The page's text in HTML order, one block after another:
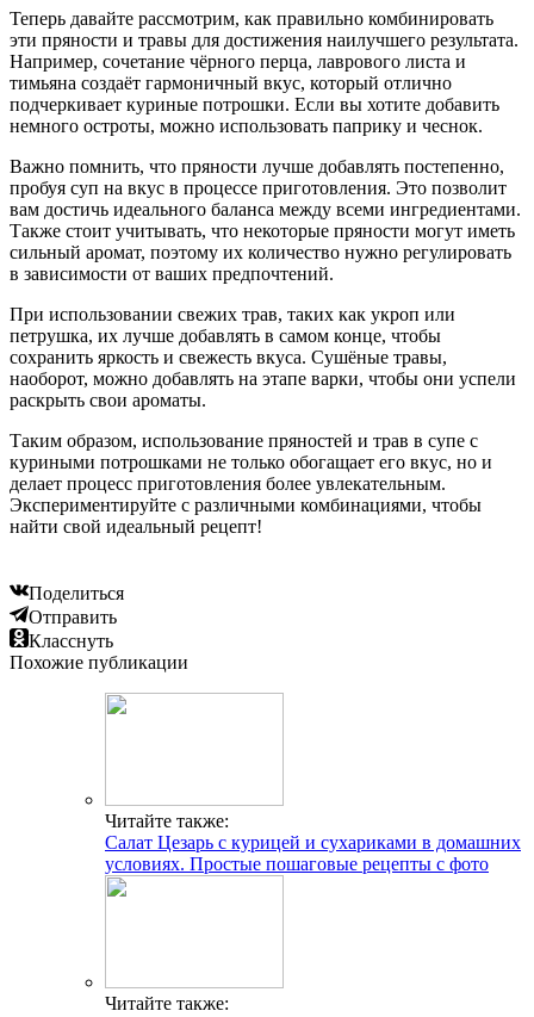
Теперь давайте рассмотрим, как правильно комбинировать
эти пряности и травы для достижения наилучшего результата.
Например, сочетание чёрного перца, лаврового листа и
тимьяна создаёт гармоничный вкус, который отлично
подчеркивает куриные потрошки. Если вы хотите добавить
немного остроты, можно использовать паприку и чеснок.
Важно помнить, что пряности лучше добавлять постепенно,
пробуя суп на вкус в процессе приготовления. Это позволит
вам достичь идеального баланса между всеми ингредиентами.
Также стоит учитывать, что некоторые пряности могут иметь
сильный аромат, поэтому их количество нужно регулировать
в зависимости от ваших предпочтений.
При использовании свежих трав, таких как укроп или
петрушка, их лучше добавлять в самом конце, чтобы
сохранить яркость и свежесть вкуса. Сушёные травы,
наоборот, можно добавлять на этапе варки, чтобы они успели
раскрыть свои ароматы.
Таким образом, использование пряностей и трав в супе с
куриными потрошками не только обогащает его вкус, но и
делает процесс приготовления более увлекательным.
Экспериментируйте с различными комбинациями, чтобы
найти свой идеальный рецепт!
Поделиться
Отправить
Класснуть
Похожие публикации
Читайте также:
Салат Цезарь с курицей и сухариками в домашних
условиях. Простые пошаговые рецепты с фото
Читайте также: